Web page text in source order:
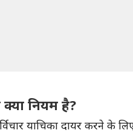
क्या नियम है?
याचिका दायर करने के